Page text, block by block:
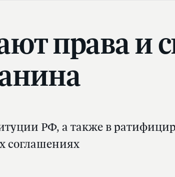
права и
РФ, а также в
соглашениях